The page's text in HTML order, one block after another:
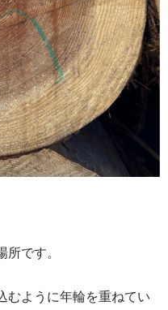
です。
むように年輪を重ねてい